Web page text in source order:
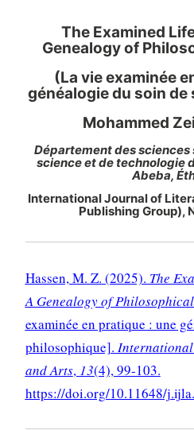
The Examined
Genealogy of
(La vie examinée
généalogie du soin
Mohammed
Département des
science et de technologie
Abeba,
International Journal of
Publishing Group),
Hassen, M. Z. (2025). The
A Genealogy of
examinée en pratique : une
philosophique].
and Arts, 13(4), 99-103.
https://doi.org/10.11648/